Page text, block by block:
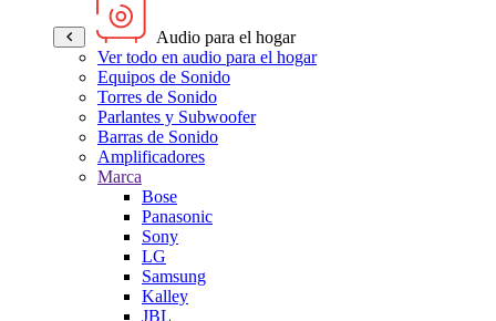
Audio para el hogar
Ver todo en audio para el hogar
Equipos de Sonido
Torres de Sonido
Parlantes y Subwoofer
Barras de Sonido
Amplificadores
Marca
Bose
Panasonic
Sony
LG
Samsung
Kalley
JBL